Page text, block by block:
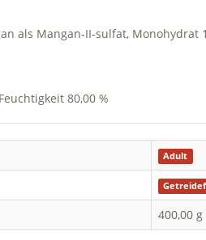
als Mangan-II-sulfat, Monohydrat
80,00 %
Adult
400,00 g